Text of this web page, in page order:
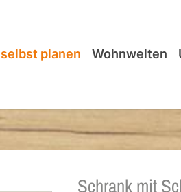
planen Wohnwelten
Schrank mit